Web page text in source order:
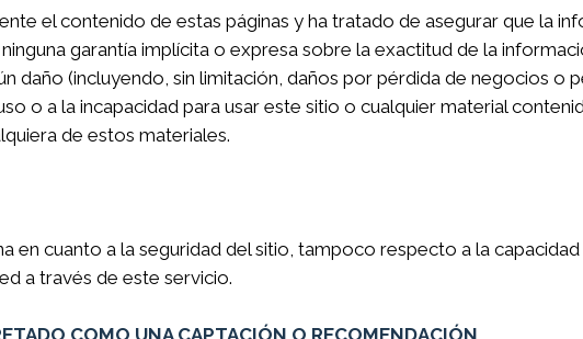
el contenido de estas páginas y ha tratado de asegurar que la
garantía implícita o expresa sobre la exactitud de la
daño (incluyendo, sin limitación, daños por pérdida de negocios o
o a la incapacidad para usar este sitio o cualquier material
de estos materiales.
en cuanto a la seguridad del sitio, tampoco respecto a la
a través de este servicio.
COMO UNA CAPTACIÓN O RECOMENDACIÓN